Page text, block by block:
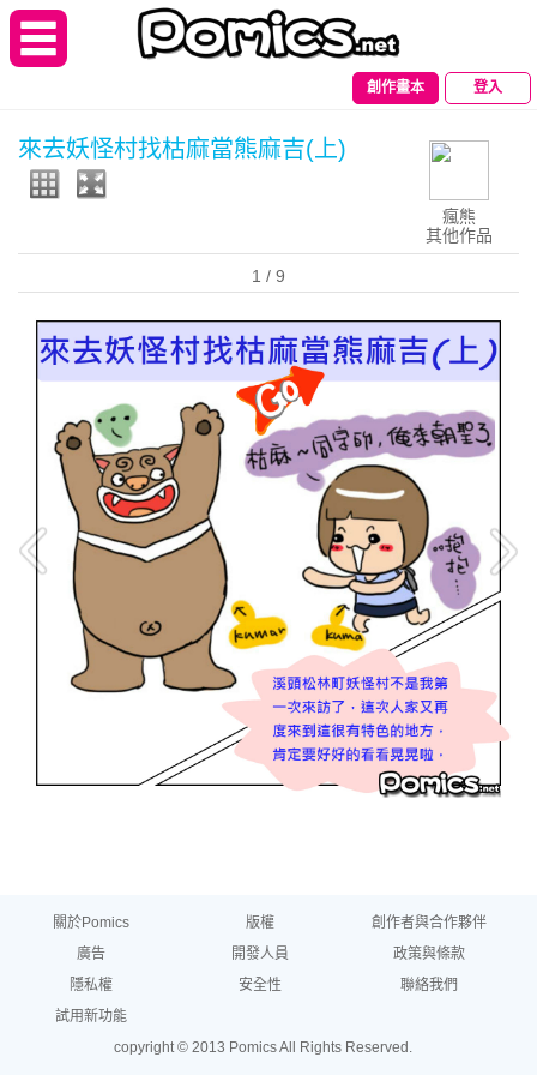
創作畫本 登入
來去妖怪村找枯麻當熊麻吉(上)
瘋熊
其他作品
1 / 9
關於Pomics 版權
創作者與合作夥伴
廣告
開發人員
政策與條款
隱私權
安全性
聯絡我們
試用新功能
copyright © 2013 Pomics All Rights Reserved.